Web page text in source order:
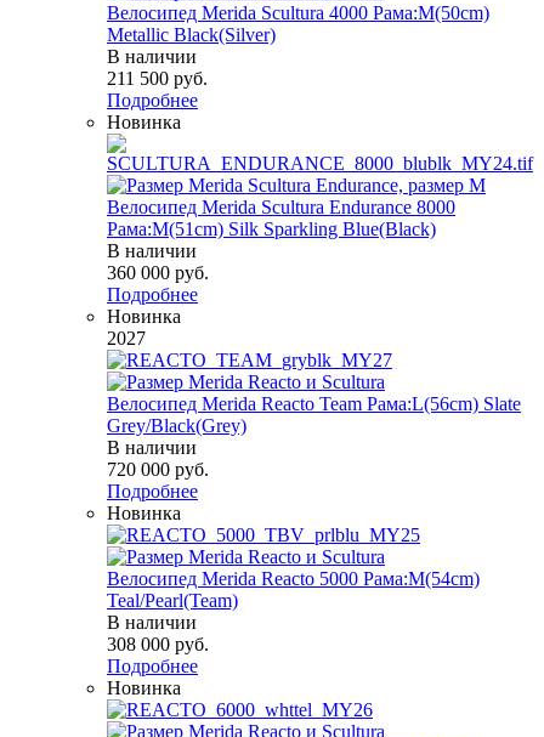
Велосипед Merida Scultura 4000 Рама:M(50cm)
Metallic Black(Silver)
В наличии
211 500 руб.
Подробнее
Новинка
Велосипед Merida Scultura Endurance 8000
Рама:M(51cm) Silk Sparkling Blue(Black)
В наличии
360 000 руб.
Подробнее
Новинка
2027
Велосипед Merida Reacto Team Рама:L(56cm) Slate
Grey/Black(Grey)
В наличии
720 000 руб.
Подробнее
Новинка
Велосипед Merida Reacto 5000 Рама:M(54cm)
Teal/Pearl(Team)
В наличии
308 000 руб.
Подробнее
Новинка